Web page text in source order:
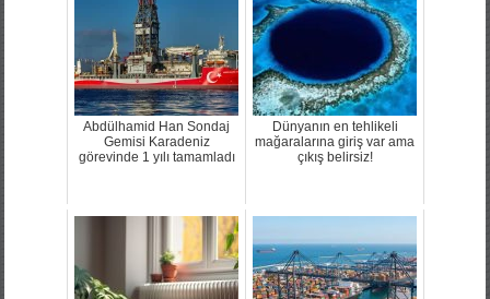
Abdülhamid Han Sondaj
Gemisi Karadeniz
görevinde 1 yılı tamamladı
Dünyanın en tehlikeli
mağaralarına giriş var ama
çıkış belirsiz!